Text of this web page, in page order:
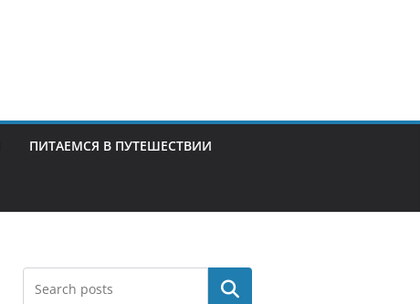
ПИТАЕМСЯ В ПУТЕШЕСТВИИ
Поиск